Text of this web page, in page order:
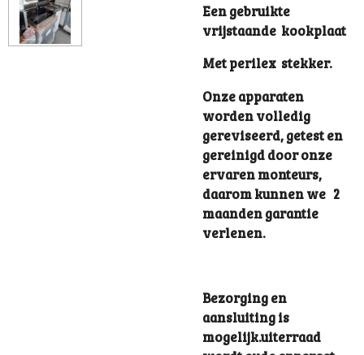
Een gebruikte
vrijstaande kookplaat
Met perilex stekker.
Onze apparaten
worden volledig
gereviseerd, getest en
gereinigd door onze
ervaren monteurs,
daarom kunnen we 2
maanden garantie
verlenen.
Bezorging en
aansluiting is
mogelijk.uiterraad